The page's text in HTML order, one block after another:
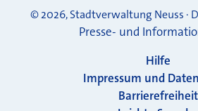
© 2026, Stadtverwaltung Neuss ·
Presse- und
Hilfe
Impressum und
Barrierefreiheit